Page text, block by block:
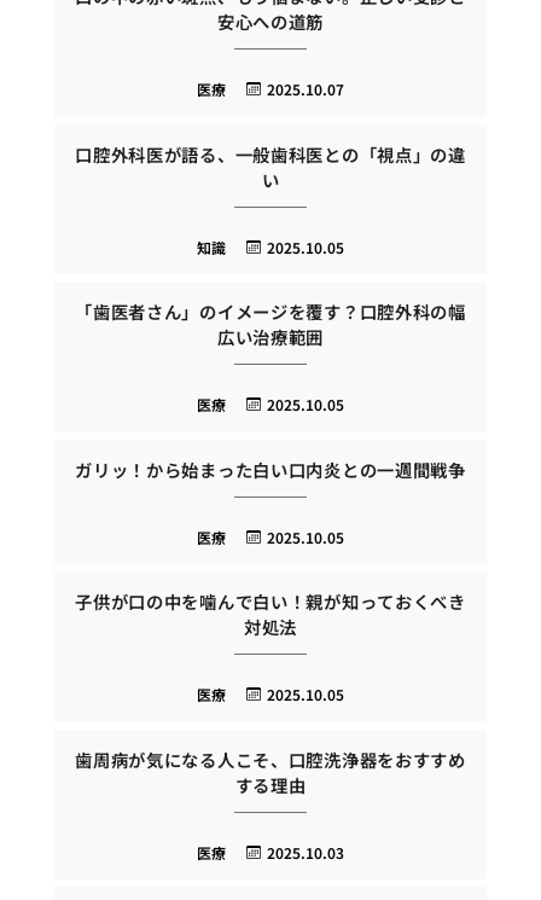
安心への道筋
2025.10.07
医療
口腔外科医が語る、一般歯科医との「視点」の違
い
2025.10.05
知識
「歯医者さん」のイメージを覆す？口腔外科の幅
広い治療範囲
2025.10.05
医療
ガリッ！から始まった白い口内炎との一週間戦争
2025.10.05
医療
子供が口の中を噛んで白い！親が知っておくべき
対処法
2025.10.05
医療
歯周病が気になる人こそ、口腔洗浄器をおすすめ
する理由
2025.10.03
医療